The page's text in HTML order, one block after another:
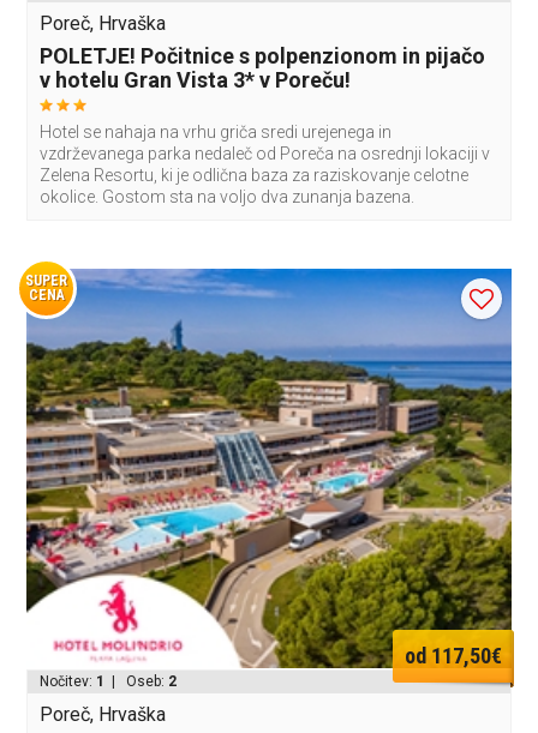
Poreč, Hrvaška
POLETJE! Počitnice s polpenzionom in pijačo
v hotelu Gran Vista 3* v Poreču!
Hotel se nahaja na vrhu griča sredi urejenega in
vzdrževanega parka nedaleč od Poreča na osrednji lokaciji v
Zelena Resortu, ki je odlična baza za raziskovanje celotne
okolice. Gostom sta na voljo dva zunanja bazena.
SUPER
CENA
od 117,50€
Nočitev: 1 | Oseb: 2
Poreč, Hrvaška